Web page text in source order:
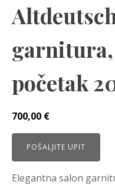
garnitura,
početak
700,00 €
POŠALJITE UPIT
Elegantna salon